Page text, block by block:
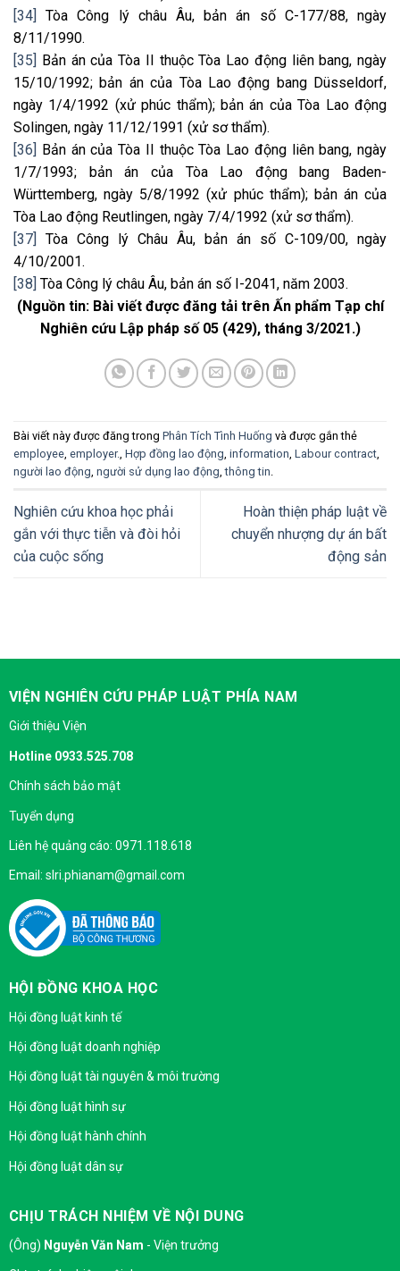
[34]
Tòa Công lý châu Âu, bản án số C-177/88, ngày
8/11/1990.
[35] Bản án của Tòa II thuộc Tòa Lao động liên bang, ngày
15/10/1992; bản án của Tòa Lao động bang Düsseldorf,
ngày 1/4/1992 (xử phúc thẩm); bản án của Tòa Lao động
Solingen, ngày 11/12/1991 (xử sơ thẩm).
[36] Bản án của Tòa II thuộc Tòa Lao động liên bang, ngày
1/7/1993; bản án của Tòa Lao động bang Baden-
Württemberg, ngày 5/8/1992 (xử phúc thẩm); bản án của
Tòa Lao động Reutlingen, ngày 7/4/1992 (xử sơ thẩm).
[37]
Tòa Công lý Châu Âu, bản án số C-109/00, ngày
4/10/2001.
[38] Tòa Công lý châu Âu, bản án số I-2041, năm 2003.
(Nguồn tin: Bài viết được đăng tải trên Ấn phẩm Tạp chí
Nghiên cứu Lập pháp số 05 (429), tháng 3/2021.)
Bài viết này được đăng trong Phân Tích Tình Huống và được gắn thẻ
employee, employer., Hợp đồng lao động, information, Labour contract,
người lao động, người sử dụng lao động,thông tin.
Nghiên cứu khoa học phải
gắn với thực tiễn và đòi hỏi
của cuộc sống
Hoàn thiện pháp luật về
chuyển nhượng dự án bất
động sản
VIỆN NGHIÊN CỨU PHÁP LUẬT PHÍA NAM
Giới thiệu Viện
Hotline 0933.525.708
Chính sách bảo mật
Tuyển dụng
Liên hệ quảng cáo: 0971.118.618
Email: slri.phianam@gmail.com
HỘI ĐỒNG KHOA HỌC
Hội đồng luật kinh tế
Hội đồng luật doanh nghiệp
Hội đồng luật tài nguyên & môi trường
Hội đồng luật hình sự
Hội đồng luật hành chính
Hội đồng luật dân sự
CHỊU TRÁCH NHIỆM VỀ NỘI DUNG
(Ông) Nguyễn Văn Nam - Viện trưởng